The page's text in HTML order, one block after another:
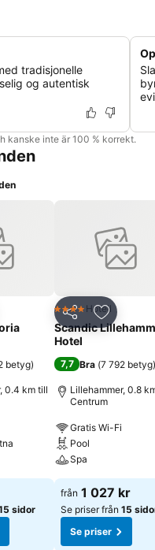
tradisjonelle
og autentisk
kanske inte är 100 % korrekt.
till i Mina Favoriter
betyg)
0.4 km till
sidor
Dela Lägg till
4 StjärnorHotell
Scandic
Hotel
7,7 Bra (7 792 betyg)
Lillehammer, 0.8
Centrum
Gratis Wi-Fi
Pool
Spa
från 1 027 kr
Se priser från 15
Se priser